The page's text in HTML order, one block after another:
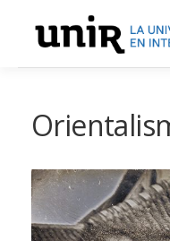
content